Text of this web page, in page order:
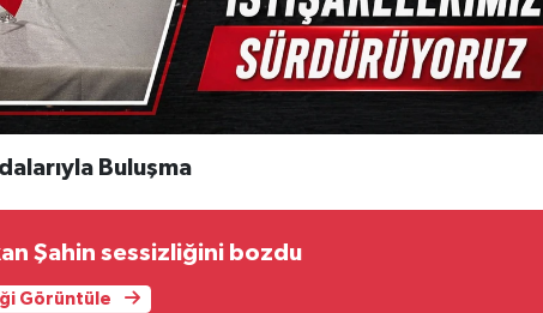
Buluşma
Şahin sessizliğini bozdu
Görüntüle